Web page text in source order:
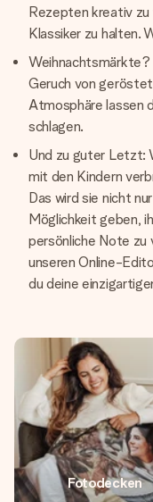
Rezepten kreativ zu
Klassiker zu halten.
Geruch von
Atmosphäre lassen
schlagen.
Und zu guter Letzt:
mit den Kindern
Das wird sie nicht
Möglichkeit geben,
persönliche Note zu
unseren Online-
du deine
Fotodecken